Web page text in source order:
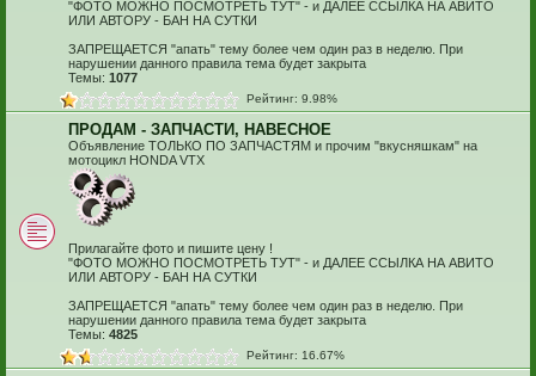
"ФОТО МОЖНО ПОСМОТРЕТЬ ТУТ" - и ДАЛЕЕ ССЫЛКА НА АВИТО
ИЛИ АВТОРУ - БАН НА СУТКИ
ЗАПРЕЩАЕТСЯ "апать" тему более чем один раз в неделю. При
нарушении данного правила тема будет закрыта
Темы: 1077
Рейтинг: 9.98%
ПРОДАМ - ЗАПЧАСТИ, НАВЕСНОЕ
Объявление ТОЛЬКО ПО ЗАПЧАСТЯМ и прочим "вкусняшкам" на
мотоцикл HONDA VTX
Прилагайте фото и пишите цену !
"ФОТО МОЖНО ПОСМОТРЕТЬ ТУТ" - и ДАЛЕЕ ССЫЛКА НА АВИТО
ИЛИ АВТОРУ - БАН НА СУТКИ
ЗАПРЕЩАЕТСЯ "апать" тему более чем один раз в неделю. При
нарушении данного правила тема будет закрыта
Темы: 4825
Рейтинг: 16.67%